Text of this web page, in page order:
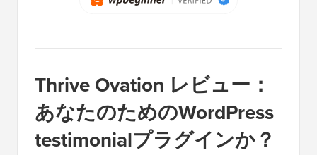
Thrive Ovation レビュー：
あなたのためのWordPress
testimonialプラグインか？